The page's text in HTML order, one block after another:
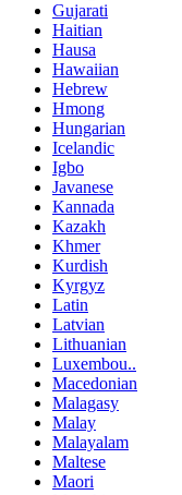
Gujarati
Haitian
Hausa
Hawaiian
Hebrew
Hmong
Hungarian
Icelandic
Igbo
Javanese
Kannada
Kazakh
Khmer
Kurdish
Kyrgyz
Latin
Latvian
Lithuanian
Luxembou..
Macedonian
Malagasy
Malay
Malayalam
Maltese
Maori